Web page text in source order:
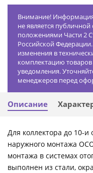
Внимание!
не является
положениями Части 2
Российской
изменения в
комплектацию
уведомления.
менеджеров перед
Описание
Для коллектора до 10-
наружного монтажа
монтажа в системах
выполнен из стали,